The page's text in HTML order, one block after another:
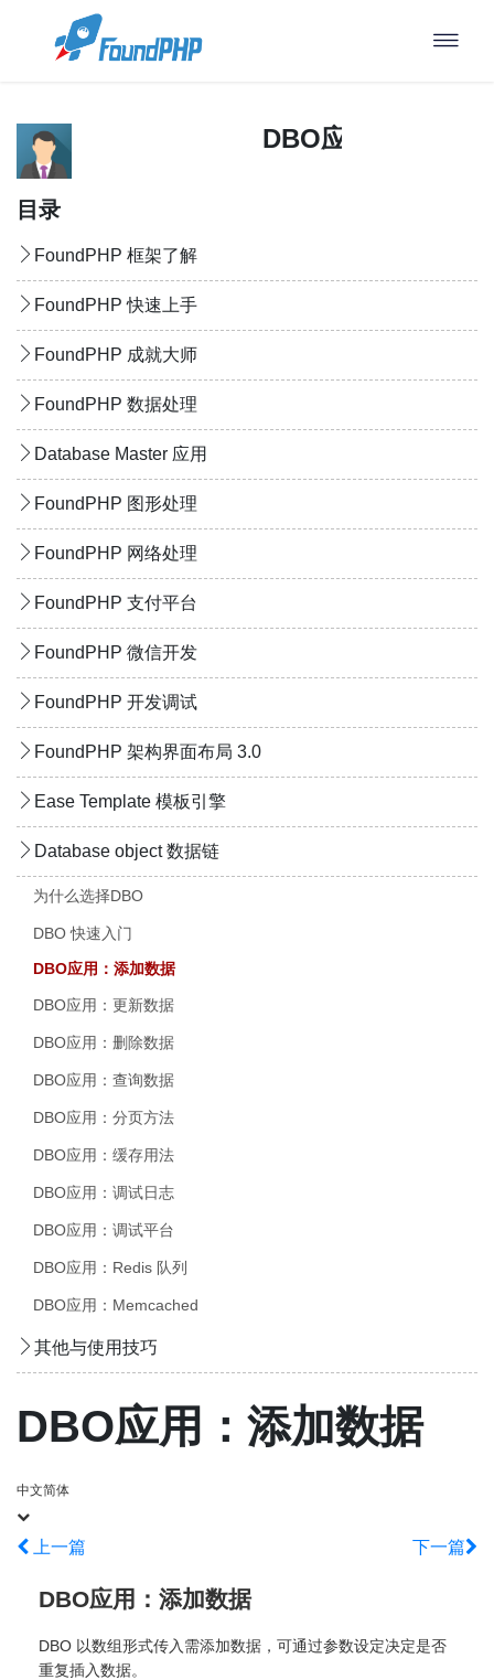
DBO应用：添加数据
目录
FoundPHP 框架了解
FoundPHP 快速上手
FoundPHP 成就大师
FoundPHP 数据处理
Database Master 应用
FoundPHP 图形处理
FoundPHP 网络处理
FoundPHP 支付平台
FoundPHP 微信开发
FoundPHP 开发调试
FoundPHP 架构界面布局 3.0
Ease Template 模板引擎
Database object 数据链
为什么选择DBO
DBO 快速入门
DBO应用：添加数据
DBO应用：更新数据
DBO应用：删除数据
DBO应用：查询数据
DBO应用：分页方法
DBO应用：缓存用法
DBO应用：调试日志
DBO应用：调试平台
DBO应用：Redis 队列
DBO应用：Memcached
其他与使用技巧
DBO应用：添加数据
中文简体
上一篇 下一篇
DBO应用：添加数据
DBO 以数组形式传入需添加数据，可通过参数设定决定是否
重复插入数据。